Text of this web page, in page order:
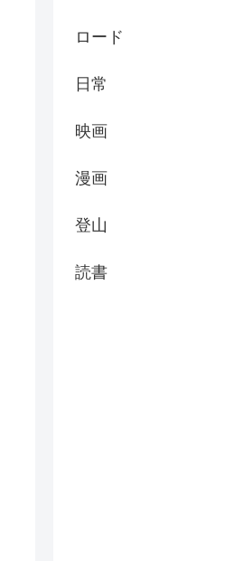
ロード
日常
映画
漫画
登山
読書